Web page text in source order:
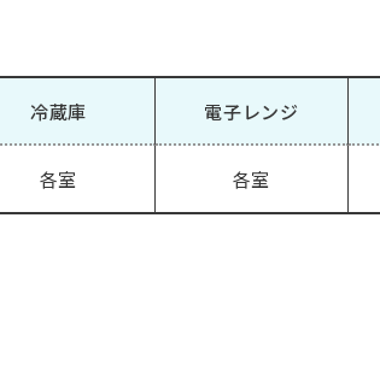
冷蔵庫
各室
電子レンジ
各室